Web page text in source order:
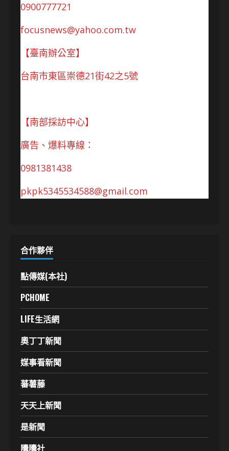
0900777721
focusnews@yahoo.com.tw
【臺南辦公室】
台南市東區崇德21街42之5號
【南部採訪中心】
廣告、爆料專線：
0981381438
pkpk5345534588@gmail.com
合作夥伴
點傳媒(本社)
PCHOME
LIFE生活網
奧丁丁新聞
媒事看新聞
蕃薯藤
天天上新聞
是新聞
囔囔社